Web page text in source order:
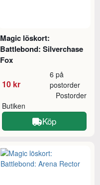
Magic löskort:
Battlebond: Silverchase
Fox
10 kr
6 på
postorder
Butiken
Postorder
Köp